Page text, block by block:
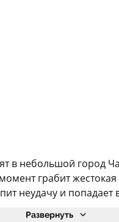
в небольшой город
грабит
неудачу и
Развернуть